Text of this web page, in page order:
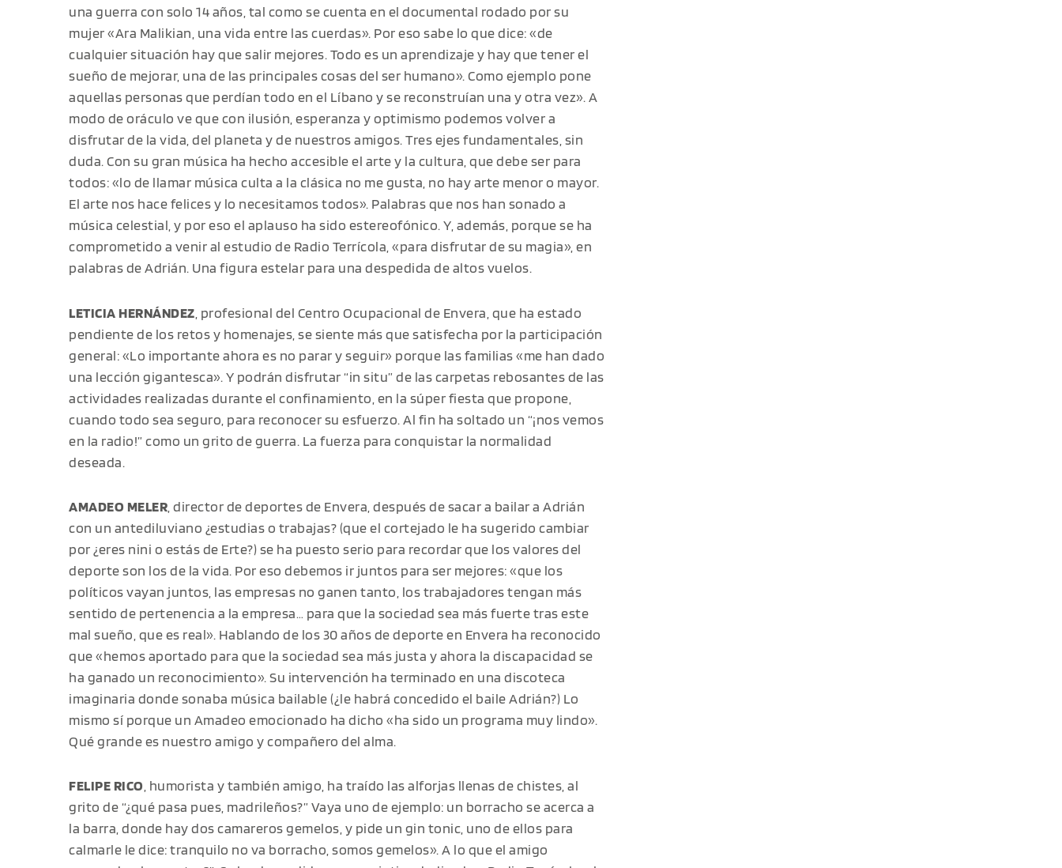
una guerra con solo 14 años, tal como se cuenta en el documental rodado por su
mujer «Ara Malikian, una vida entre las cuerdas». Por eso sabe lo que dice: «de
cualquier situación hay que salir mejores. Todo es un aprendizaje y hay que tener el
sueño de mejorar, una de las principales cosas del ser humano». Como ejemplo pone
aquellas personas que perdían todo en el Líbano y se reconstruían una y otra vez». A
modo de oráculo ve que con ilusión, esperanza y optimismo podemos volver a
disfrutar de la vida, del planeta y de nuestros amigos. Tres ejes fundamentales, sin
duda. Con su gran música ha hecho accesible el arte y la cultura, que debe ser para
todos: «lo de llamar música culta a la clásica no me gusta, no hay arte menor o mayor.
El arte nos hace felices y lo necesitamos todos». Palabras que nos han sonado a
música celestial, y por eso el aplauso ha sido estereofónico. Y, además, porque se ha
comprometido a venir al estudio de Radio Terrícola, «para disfrutar de su magia», en
palabras de Adrián. Una figura estelar para una despedida de altos vuelos.
LETICIA HERNÁNDEZ , profesional del Centro Ocupacional de Envera, que ha estado
pendiente de los retos y homenajes, se siente más que satisfecha por la participación
general: «Lo importante ahora es no parar y seguir» porque las familias «me han dado
una lección gigantesca». Y podrán disfrutar “in situ” de las carpetas rebosantes de las
actividades realizadas durante el confinamiento, en la súper fiesta que propone,
cuando todo sea seguro, para reconocer su esfuerzo. Al fin ha soltado un “¡nos vemos
en la radio!” como un grito de guerra. La fuerza para conquistar la normalidad
deseada.
AMADEO MELER , director de deportes de Envera, después de sacar a bailar a Adrián
con un antediluviano ¿estudias o trabajas? (que el cortejado le ha sugerido cambiar
por ¿eres nini o estás de Erte?) se ha puesto serio para recordar que los valores del
deporte son los de la vida. Por eso debemos ir juntos para ser mejores: «que los
políticos vayan juntos, las empresas no ganen tanto, los trabajadores tengan más
sentido de pertenencia a la empresa… para que la sociedad sea más fuerte tras este
mal sueño, que es real». Hablando de los 30 años de deporte en Envera ha reconocido
que «hemos aportado para que la sociedad sea más justa y ahora la discapacidad se
ha ganado un reconocimiento». Su intervención ha terminado en una discoteca
imaginaria donde sonaba música bailable (¿le habrá concedido el baile Adrián?) Lo
mismo sí porque un Amadeo emocionado ha dicho «ha sido un programa muy lindo».
Qué grande es nuestro amigo y compañero del alma.
FELIPE RICO , humorista y también amigo, ha traído las alforjas llenas de chistes, al
grito de “¿qué pasa pues, madrileños?” Vaya uno de ejemplo: un borracho se acerca a
la barra, donde hay dos camareros gemelos, y pide un gin tonic, uno de ellos para
calmarle le dice: tranquilo no va borracho, somos gemelos». A lo que el amigo